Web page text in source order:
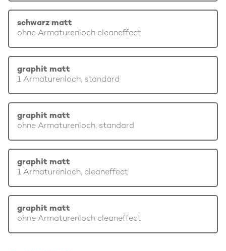
schwarz matt
ohne Armaturenloch cleaneffect
graphit matt
1 Armaturenloch, standard
graphit matt
ohne Armaturenloch, standard
graphit matt
1 Armaturenloch, cleaneffect
graphit matt
ohne Armaturenloch cleaneffect